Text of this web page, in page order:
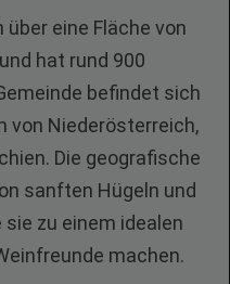
eine Fläche von
hat rund 900
befindet sich
von Niederösterreich,
Die geografische
sanften Hügeln und
zu einem idealen
machen.